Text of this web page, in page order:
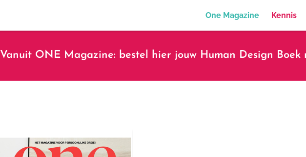
One Magazine Kennis
Vanuit ONE Magazine: bestel hier jouw Human Design Boek